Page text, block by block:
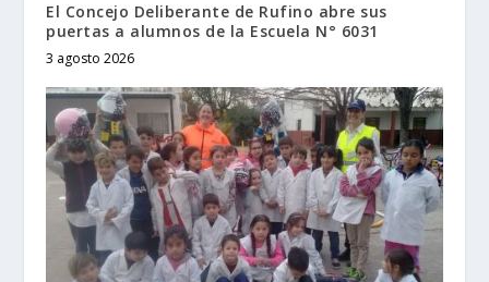
El Concejo Deliberante de Rufino abre sus
puertas a alumnos de la Escuela N° 6031
3 agosto 2026